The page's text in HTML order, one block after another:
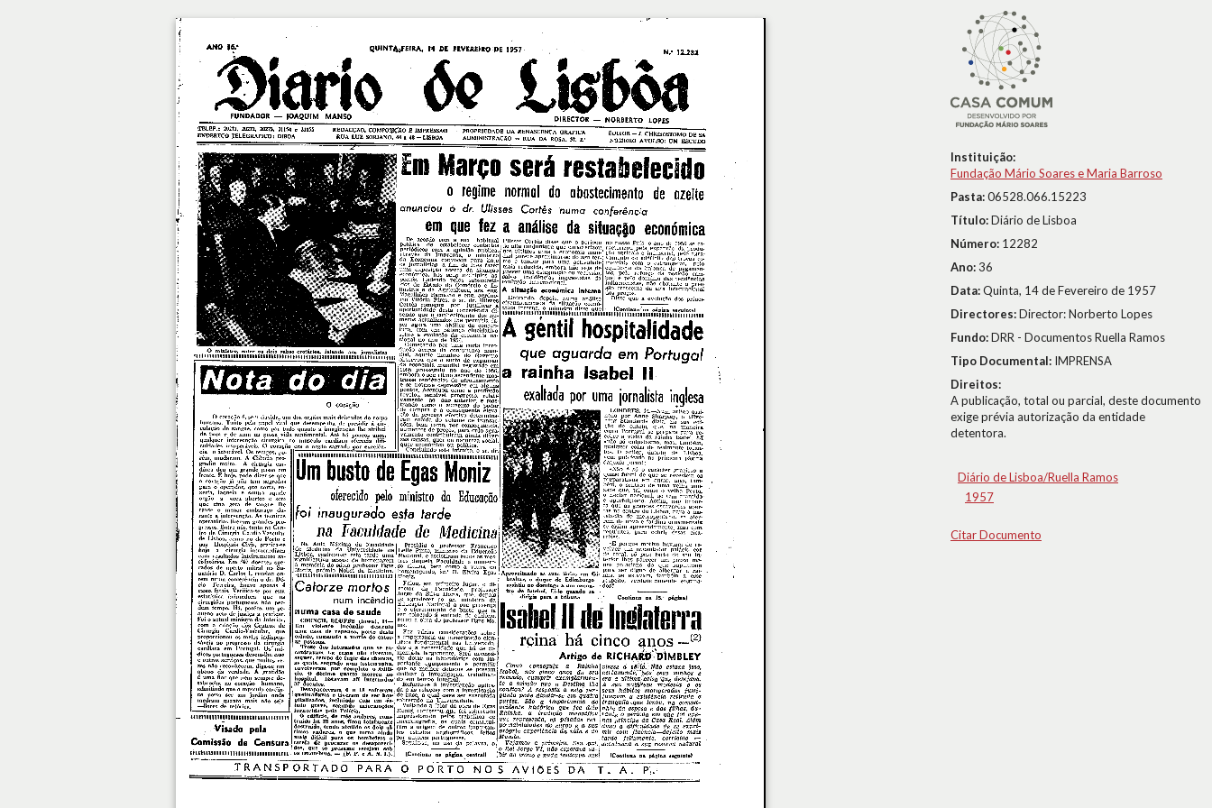
Instituição:
Fundação Mário Soares e Maria Barroso
Pasta:06528.066.15223
Título:Diário de Lisboa
Número: 12282
Ano:36
Data:Quinta, 14 de Fevereiro de 1957
Directores:Director: Norberto Lopes
Fundo:DRR - Documentos Ruella Ramos
Tipo Documental: IMPRENSA
Direitos:
A publicação, total ou parcial, deste documento
exige prévia autorização da entidade
detentora.
Diário de Lisboa/Ruella Ramos
1957
Citar Documento